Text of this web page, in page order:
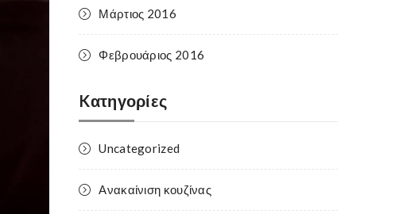
Μάρτιος 2016
Φεβρουάριος 2016
Kατηγορίες
Uncategorized
Ανακαίνιση κουζίνας